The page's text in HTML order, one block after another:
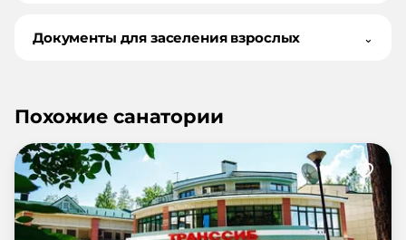
Документы для заселения взрослых ⌄
Похожие санатории